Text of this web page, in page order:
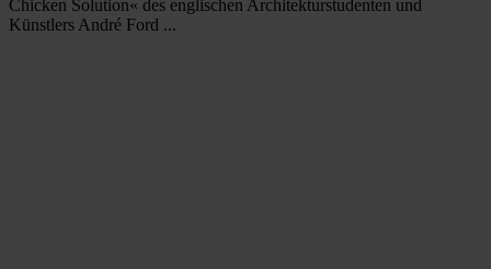
Chicken Solution« des englischen Architekturstudenten und
Künstlers André Ford ...